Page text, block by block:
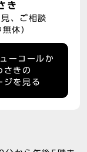
き
、ご相談
休）
ーコールか
さきの
ジを見る